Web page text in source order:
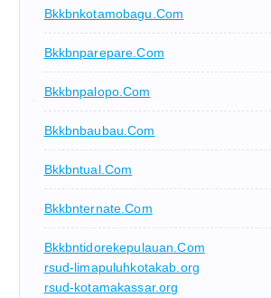
Bkkbnkotamobagu.com
Bkkbnparepare.com
Bkkbnpalopo.com
Bkkbnbaubau.com
Bkkbntual.com
Bkkbnternate.com
Bkkbntidorekepulauan.com
rsud-limapuluhkotakab.org
rsud-kotamakassar.org